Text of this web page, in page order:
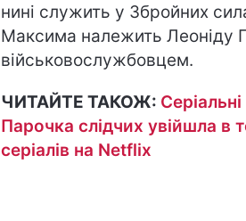
нині служить у Збройних
Максима належить Леоніду
військовослужбовцем.
ЧИТАЙТЕ ТАКОЖ:
Парочка слідчих увійшла в
серіалів на Netflix